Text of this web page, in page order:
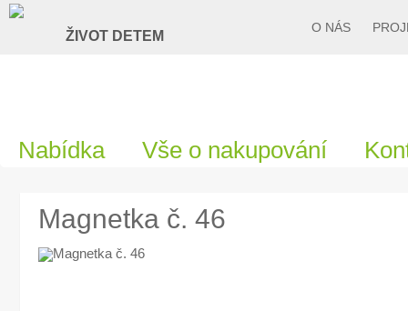
O NÁS
Nabídka Vše o nakupování
Magnetka č. 46